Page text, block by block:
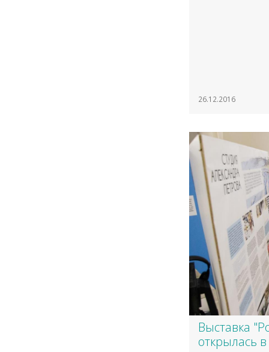
26.12.2016
Выставка
открылась